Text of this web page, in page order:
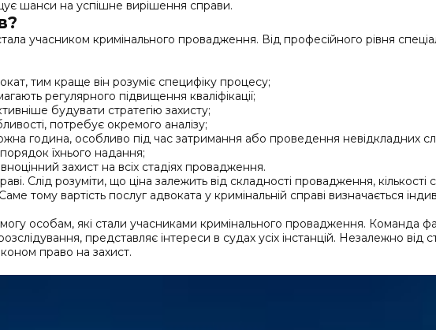
шанси на успішне вирішення справи.
учасником кримінального провадження. Від професійного рівня
тим краще він розуміє специфіку процесу;
регулярного підвищення кваліфікації;
будувати стратегію захисту;
потребує окремого аналізу;
година, особливо під час затримання або проведення невідкладних
їхнього надання;
захист на всіх стадіях провадження.
Слід розуміти, що ціна залежить від складності провадження, кількості
тому вартість послуг адвоката у кримінальній справі визначається
особам, які стали учасниками кримінального провадження. Команда
представляє інтереси в судах усіх інстанцій. Незалежно від
право на захист.